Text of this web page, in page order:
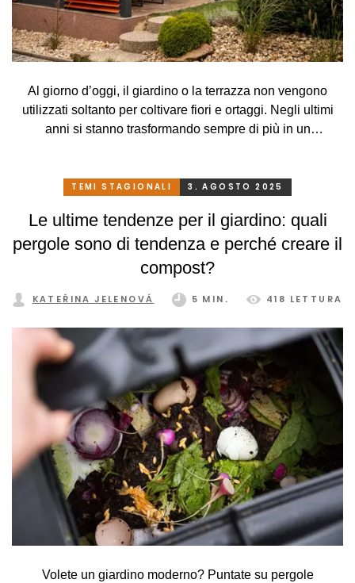
Al giorno d’oggi, il giardino o la terrazza non vengono
utilizzati soltanto per coltivare fiori e ortaggi. Negli ultimi
anni si stanno trasformando sempre di più in un
amici. Tuttavia, affinché questo spazio esterno sia
bastano solo mobili da giardino e barbecue. Il ruolo
fondamentale è svolto da schermature solari, che aiutano a
regolare la temperatura, proteggono dal sole cocente, dalla
pioggia o dal vento e conferiscono all'ambiente intimità e
stile.
TEMI STAGIONALI 3. AGOSTO 2025
Le ultime tendenze per il giardino: quali
pergole sono di tendenza e perché creare il
compost?
KATEŘINA JELENOVÁ 5 MIN. 418 LETTURA
Volete un giardino moderno? Puntate su pergole